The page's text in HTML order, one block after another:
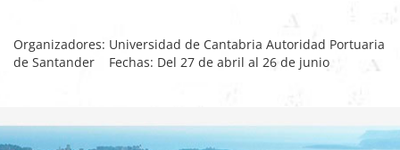
Organizadores: Universidad de Cantabria Autoridad Portuaria
de Santander Fechas: Del 27 de abril al 26 de junio